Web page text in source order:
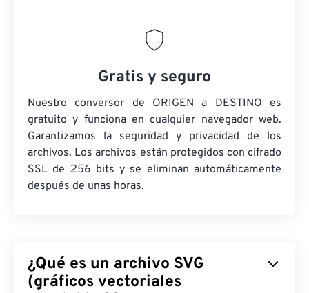
Gratis y seguro
Nuestro conversor de ORIGEN a DESTINO es
gratuito y funciona en cualquier navegador web.
Garantizamos la seguridad y privacidad de los
archivos. Los archivos están protegidos con cifrado
SSL de 256 bits y se eliminan automáticamente
después de unas horas.
¿Qué es un archivo SVG
(gráficos vectoriales